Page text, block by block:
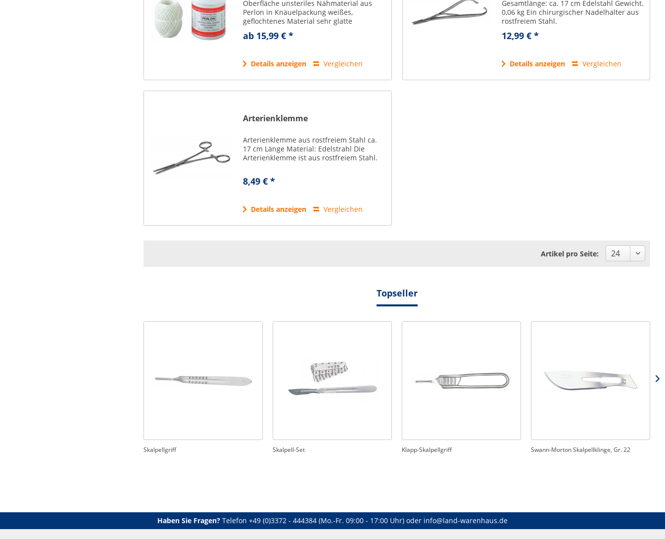
Oberfläche unsteriles Nähmaterial aus
Perlon in Knäuelpackung weißes,
geflochtenes Material sehr glatte
Oberfläche reaktionslose Wundheilung
hohe Knotenreissfestigkeit sehr gute...
ab 15,99 € *
Details anzeigen Vergleichen
Gesamtlänge: ca. 17 cm Edelstahl Gewicht.
0,06 kg Ein chirurgischer Nadelhalter aus
rostfreiem Stahl.
12,99 € *
Details anzeigen Vergleichen
Arterienklemme
Arterienklemme aus rostfreiem Stahl ca.
17 cm Länge Material: Edelstrahl Die
Arterienklemme ist aus rostfreiem Stahl.
8,49 € *
Details anzeigen Vergleichen
Artikel pro Seite:
Topseller
Skalpellgriff Skalpell-Set Klapp-Skalpellgriff Swann-Morton Skalpellklinge, Gr. 22
Haben Sie Fragen? Telefon +49 (0)3372 - 444384 (Mo.-Fr. 09:00 - 17:00 Uhr) oder info@land-warenhaus.de